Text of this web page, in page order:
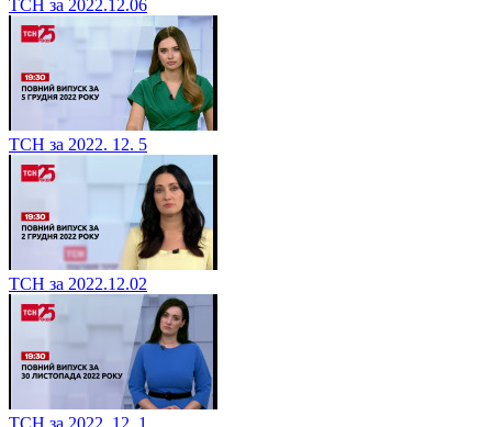
ТСН за 2022.12.06
ТСН за 2022. 12. 5
ТСН за 2022.12.02
ТСН за 2022. 12. 1